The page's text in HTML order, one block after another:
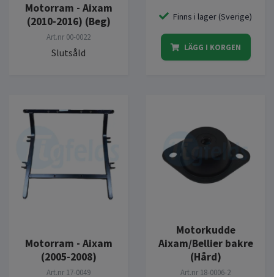
Motorram - Aixam
(2010-2016) (Beg)
Art.nr 00-0022
Slutsåld
Finns i lager (Sverige)
LÄGG I KORGEN
Motorram - Aixam
(2005-2008)
Art.nr 17-0049
Motorkudde
Aixam/Bellier bakre
(Hård)
Art.nr 18-0006-2